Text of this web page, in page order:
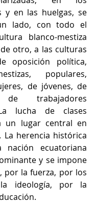
y en las huelgas, se
lado, con todo el
blanco-mestiza
otro, a las culturas
oposición política,
populares,
de jóvenes, de
de trabajadores
lucha de clases
un lugar central en
La herencia histórica
ecuatoriana
y se impone
por la fuerza, por los
ideología, por la